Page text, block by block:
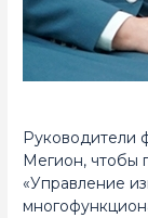
Руководители
Мегион, чтобы
«Управление